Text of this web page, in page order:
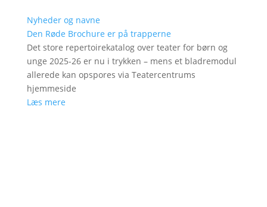
Nyheder og navne
Den Røde Brochure er på trapperne
Det store repertoirekatalog over teater for børn og
unge 2025-26 er nu i trykken – mens et bladremodul
allerede kan opspores via Teatercentrums
hjemmeside
Læs mere